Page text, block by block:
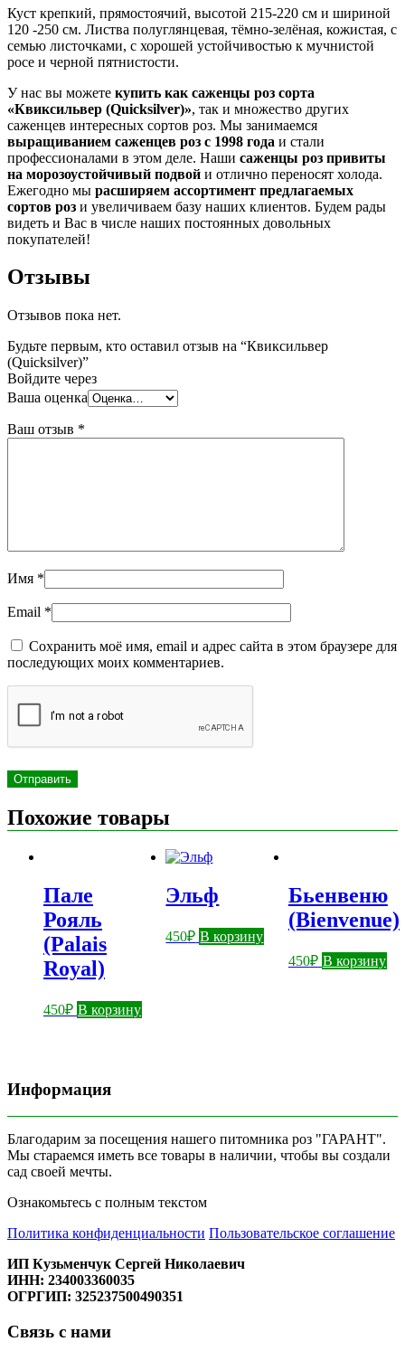
Куст крепкий, прямостоячий, высотой 215-220 см и шириной
120 -250 см. Листва полуглянцевая, тёмно-зелёная, кожистая, с
семью листочками, с хорошей устойчивостью к мучнистой
росе и черной пятнистости.
У нас вы можете купить как саженцы роз сорта
«Квиксильвер (Quicksilver)», так и множество других
саженцев интересных сортов роз. Мы занимаемся
выращиванием саженцев роз с 1998 года и стали
профессионалами в этом деле. Наши саженцы роз привиты
на морозоустойчивый подвой и отлично переносят холода.
Ежегодно мы расширяем ассортимент предлагаемых
сортов роз и увеличиваем базу наших клиентов. Будем рады
видеть и Вас в числе наших постоянных довольных
покупателей!
Отзывы
Отзывов пока нет.
Будьте первым, кто оставил отзыв на “Квиксильвер
(Quicksilver)”
Войдите через
Ваша оценка
Ваш отзыв *
Имя *
Email *
Сохранить моё имя, email и адрес сайта в этом браузере для
последующих моих комментариев.
Похожие товары
Пале
Рояль
(Palais
Royal)
450₽ В корзину
Эльф
450₽ В корзину
Бьенвеню
(Bienvenue)
450₽ В корзину
Информация
Благодарим за посещения нашего питомника роз "ГАРАНТ".
Мы стараемся иметь все товары в наличии, чтобы вы создали
сад своей мечты.
Ознакомьтесь с полным текстом
Политика конфиденциальности Пользовательское соглашение
ИП Кузьменчук Сергей Николаевич
ИНН: 234003360035
ОГРГИП: 325237500490351
Связь с нами